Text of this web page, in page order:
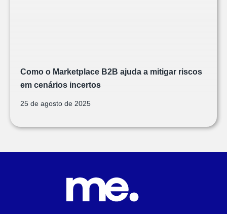
Como o Marketplace B2B ajuda a mitigar riscos
em cenários incertos
25 de agosto de 2025